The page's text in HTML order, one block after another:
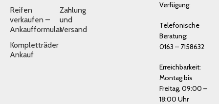
Reifen
verkaufen –
Ankaufformular
Kompletträder
Ankauf
Zahlung
und
Versand
Verfügung:
Telefonische
Beratung:
0163 – 7158632
Erreichbarkeit:
Montag bis
Freitag, 09:00 –
18:00 Uhr